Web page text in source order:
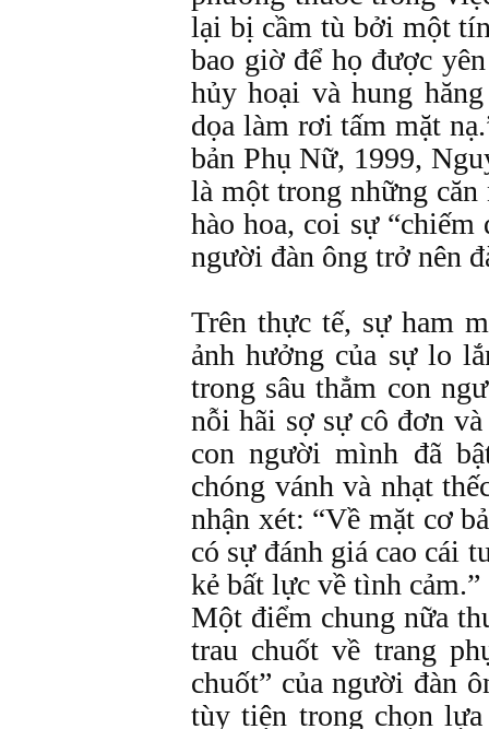
lại bị cầm tù bởi một
bao giờ để họ được
hủy hoại và hung
dọa làm rơi tấm mặt
bản Phụ Nữ, 1999,
là một trong những
hào hoa, coi sự
người đàn ông trở nên
Trên thực tế, sự ham
ảnh hưởng của sự lo
trong sâu thẳm con
nỗi hãi sợ sự cô đơn
con người mình đã
chóng vánh và nhạt
nhận xét: “Về mặt cơ
có sự đánh giá cao cái
kẻ bất lực về tình cảm.”
Một điểm chung nữa
trau chuốt về trang
chuốt” của người đàn
tùy tiện trong chọn